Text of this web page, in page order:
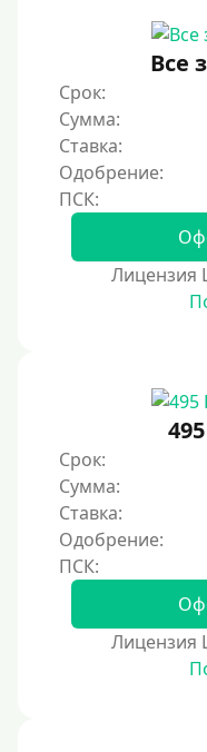
Без электронной
С автоматическим
Без номера телефона
На телефон
Бесплатный доступ
обязательных
Без звонков и
На карту
Деньги в долг
В долг на карту
Срок
1 день
Все
Срок:
Сумма:
Ставка:
Одобрение:
Лицензия
Срок:
Сумма:
Ставка:
Одобрение:
Лицензия